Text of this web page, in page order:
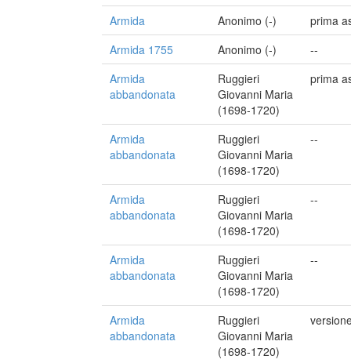
Armida Anonimo (-)
prima
Armida 1755
Anonimo (-)
--
Armida
abbandonata
Ruggieri
Giovanni Maria
(1698-1720)
prima
Armida
abbandonata
Ruggieri
Giovanni Maria
(1698-1720)
--
Armida
abbandonata
Ruggieri
Giovanni Maria
(1698-1720)
--
Armida
abbandonata
Ruggieri
Giovanni Maria
(1698-1720)
--
Armida
abbandonata
Ruggieri
Giovanni Maria
(1698-1720)